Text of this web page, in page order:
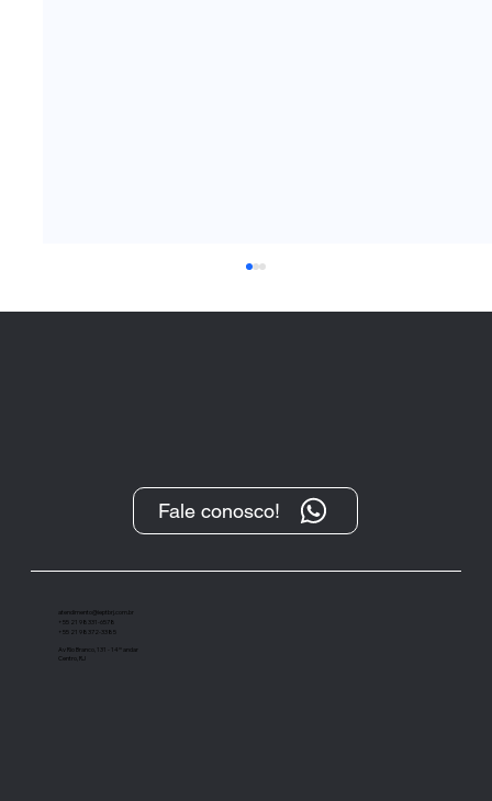
“O Protesto, após sua transformação
importante instrumento de cobrança”
Fale conosco!
atendimento@ieptbrj.com.br
+55 21 98331-6578
+55 21 98372-3385
Av Rio Branco, 131 - 14º andar
Centro, RJ